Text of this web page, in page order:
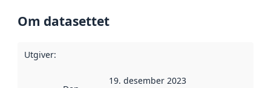
Om datasettet
Utgiver:
19. desember 2023